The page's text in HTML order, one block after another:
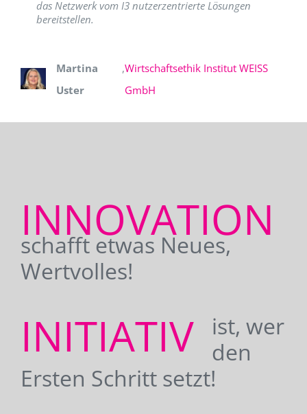
das Netzwerk vom I3 nutzerzentrierte Lösungen
bereitstellen.
Martina
Uster
,Wirtschaftsethik Institut WEISS
GmbH
INNOVATION
schafft etwas Neues,
Wertvolles!
INITIATIV
ist, wer
den
Ersten Schritt setzt!